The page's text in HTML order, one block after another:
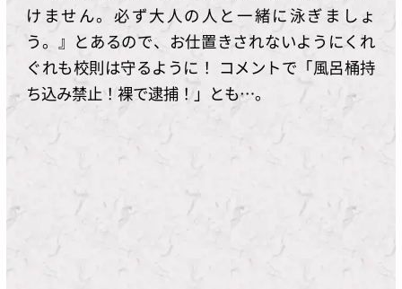
けません。必ず大人の人と一緒に泳ぎましょ
う。』とあるので、お仕置きされないようにくれ
ぐれも校則は守るように！ コメントで「風呂桶持
ち込み禁止！裸で逮捕！」とも…。